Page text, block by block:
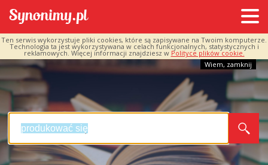
Ten serwis wykorzystuje pliki cookies, które są zapisywane na Twoim komputerze.
Technologia ta jest wykorzystywana w celach funkcjonalnych, statystycznych i
reklamowych. Więcej informacji znajdziesz w Polityce plików cookie.
Wiem, zamknij